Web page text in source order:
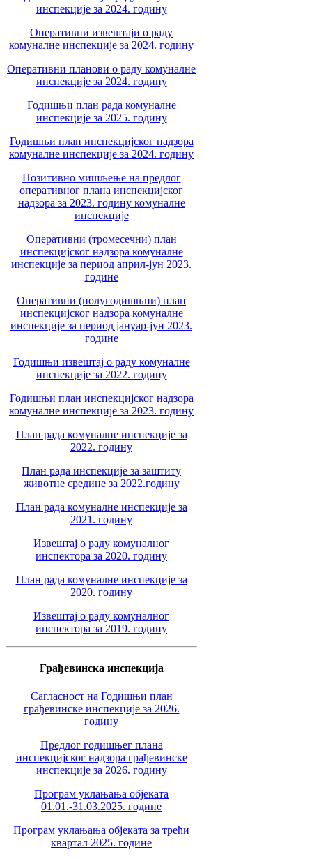
инспекције за 2024. годину
Оперативни извештаји о раду
комуналне инспекције за 2024. годину
Оперативни планови о раду комуналне
инспекције за 2024. годину
Годишњи план рада комуналне
инспекције за 2025. годину
Годишњи план инспекцијског надзора
комуналне инспекције за 2024. годину
Позитивно мишљење на предлог
оперативног плана инспекцијског
надзора за 2023. годину комуналне
инспекције
Оперативни (тромесечни) план
инспекцијског надзора комуналне
инспекције за период април-јун 2023.
године
Оперативни (полугодишњни) план
инспекцијског надзора комуналне
инспекције за период јануар-јун 2023.
године
Годишњи извештај о раду комуналне
инспекције за 2022. годину
Годишњи план инспекцијског надзора
комуналне инспекције за 2023. годину
План рада комуналне инспекције за
2022. годину
План рада инспекције за заштиту
животне средине за 2022.годину
План рада комуналне инспекције за
2021. годину
Извештај о раду комуналног
инспектора за 2020. годину
План рада комуналне инспекције за
2020. годину
Извештај о раду комуналног
инспектора за 2019. годину
Грађевинска инспекција
Сагласност на Годишњи план
грађевинске инспекције за 2026.
годину
Предлог годишњег плана
инспекцијског надзора грађевинске
инспекције за 2026. годину
Програм уклањања објеката
01.01.-31.03.2025. године
Програм уклањања објеката за трећи
квартал 2025. године